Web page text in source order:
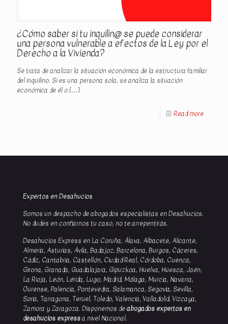
¿Cómo saber si tu inquilin@ se puede considerar
una persona vulnerable a efectos de la Ley por el
Derecho a la Vivienda?
Se trata de analizar la situación económica de la estructura familiar
del inquilino. Si es una persona sola, se analiza la situación
económica de él o[…]
Read more
Expertos en Desahucios
Somos un despacho de abogados especialistas en Desahucios.
No dudes en confiarnos tu caso, no te arrepentirás.
Desahucios Express en La Coruña, Álava, Albacete, Alicante,
Almería, Asturias, Ávila, Badajoz, Barcelona, Burgos, Cáceres,
Cádiz, Cantabria, Castellón, Ciudad Real, Córdoba, Cuenca,
Girona, Granada, Guadalajara, Gipuzkoa, Huelva, Huesca, Jaén,
La Rioja, León, Lérida, Lugo, Madrid, Málaga, Murcia, Navarra,
Ourense, Palencia, Pontevedra, Salamanca, Segovia, Sevilla,
Soria, Tarragona, Teruel, Toledo, Valencia, Valladolid, Vizcaya,
Zamora y Zaragoza. Disponemos deabogados expertos en
desahucios expressa nivel Nacional.